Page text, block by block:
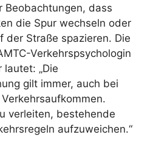
Beobachtungen, dass
die Spur wechseln oder
der Straße spazieren. Die
Verkehrspsychologin
lautet: „Die
gilt immer, auch bei
verleiten, bestehende
aufzuweichen.“